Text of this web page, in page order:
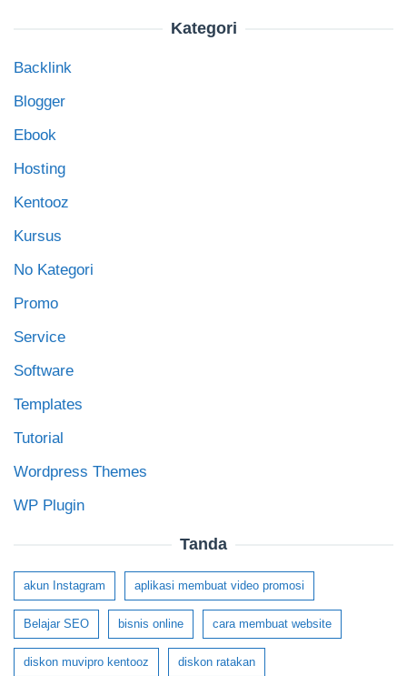
Kategori
Backlink
Blogger
Ebook
Hosting
Kentooz
Kursus
No Kategori
Promo
Service
Software
Templates
Tutorial
Wordpress Themes
WP Plugin
Tanda
akun Instagram aplikasi membuat video promosi
Belajar SEO bisnis online cara membuat website
diskon muvipro kentooz diskon ratakan